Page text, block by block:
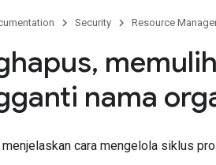
Security Resource
,
nama
menjelaskan cara mengelola siklus